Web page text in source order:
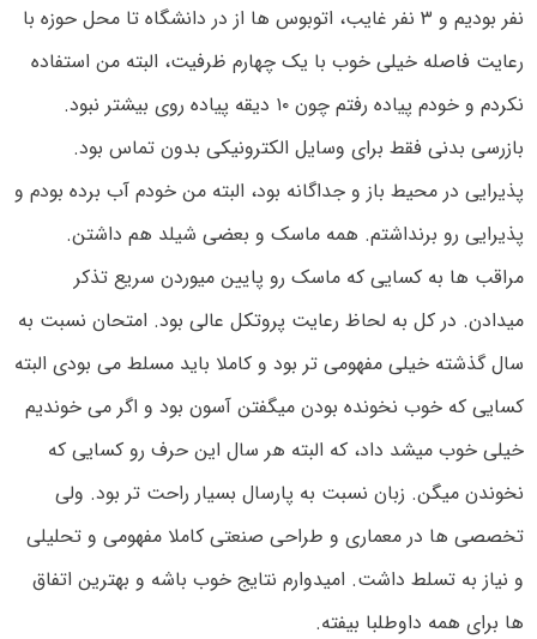
نفر بودیم و ۳ نفر غایب، اتوبوس ها از در دانشگاه تا محل حوزه با
رعایت فاصله خیلی خوب با یک چهارم ظرفیت، البته من استفاده
نکردم و خودم پیاده رفتم چون ۱۰ دیقه پیاده روی بیشتر نبود.
بازرسی بدنی فقط برای وسایل الکترونیکی بدون تماس بود.
پذیرایی در محیط باز و جداگانه بود، البته من خودم آب برده بودم و
پذیرایی رو برنداشتم. همه ماسک و بعضی شیلد هم داشتن.
مراقب ها به کسایی که ماسک رو پایین میوردن سریع تذکر
میدادن. در کل به لحاظ رعایت پروتکل عالی بود. امتحان نسبت به
سال گذشته خیلی مفهومی تر بود و کاملا باید مسلط می بودی البته
کسایی که خوب نخونده بودن میگفتن آسون بود و اگر می خوندیم
خیلی خوب میشد داد، که البته هر سال این حرف رو کسایی که
نخوندن میگن. زبان نسبت به پارسال بسیار راحت تر بود. ولی
تخصصی ها در معماری و طراحی صنعتی کاملا مفهومی و تحلیلی
و نیاز به تسلط داشت. امیدوارم نتایج خوب باشه و بهترین اتفاق
ها برای همه داوطلبا بیفته.